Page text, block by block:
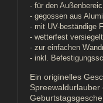
- für den
- gegossen aus
- mit UV-beständige
- wetterfest versiegelt
- zur einfachen
- inkl.
Ein originelles
Spreewaldurlauber